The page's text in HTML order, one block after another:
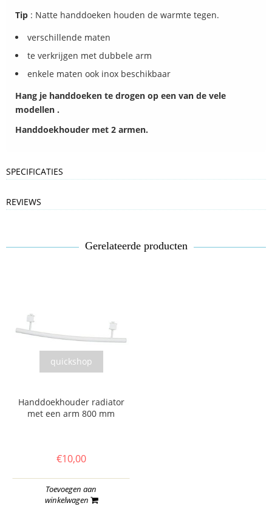
Tip : Natte handdoeken houden de warmte tegen.
verschillende maten
te verkrijgen met dubbele arm
enkele maten ook inox beschikbaar
Hang je handdoeken te drogen op een van de vele
modellen .
Handdoekhouder met 2 armen.
SPECIFICATIES
REVIEWS
Gerelateerde producten
quickshop
Handdoekhouder radiator
met een arm 800 mm
€10,00
Toevoegen aan
winkelwagen